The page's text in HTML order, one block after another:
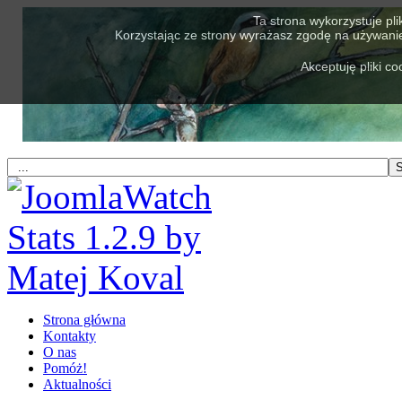
Strona główna
Kontakty
O nas
Pomóż!
Aktualności
Ta strona wykorzystuje
Korzystając ze strony wyrażasz zgodę na
Akceptuję pliki